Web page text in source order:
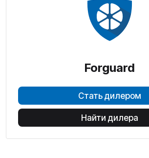
Forguard
Стать дилером
Найти дилера